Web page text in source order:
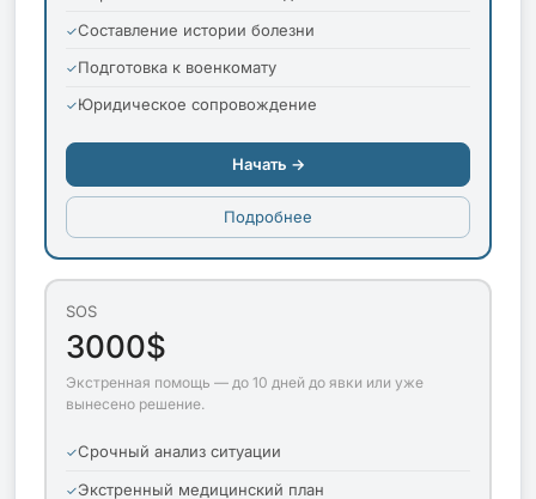
Составление истории болезни
Подготовка к военкомату
Юридическое сопровождение
Начать →
Подробнее
SOS
3000$
Экстренная помощь — до 10 дней до явки или уже
вынесено решение.
Срочный анализ ситуации
Экстренный медицинский план